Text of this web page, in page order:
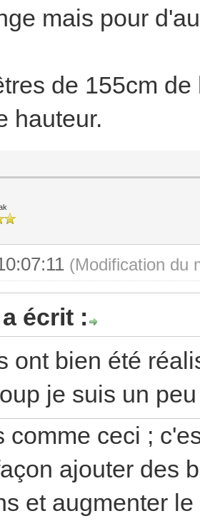
mais pour
de 155cm
hauteur.
(Modification du
écrit :
ont bien été
je suis un
comme ceci ;
ajouter des
et augmenter